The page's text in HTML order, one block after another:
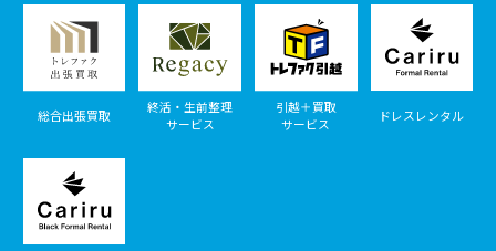
総合出張買取
終活・生前整理
サービス
引越＋買取
サービス
ドレスレンタル